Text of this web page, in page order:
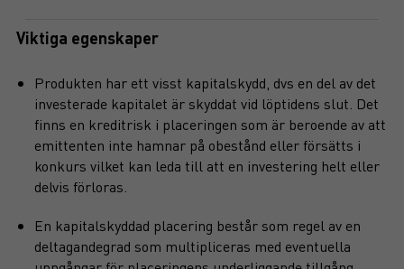
Viktiga egenskaper
Produkten har ett visst kapitalskydd, dvs en del av det
investerade kapitalet är skyddat vid löptidens slut. Det
finns en kreditrisk i placeringen som är beroende av att
emittenten inte hamnar på obestånd eller försätts i
konkurs vilket kan leda till att en investering helt eller
delvis förloras.
En kapitalskyddad placering består som regel av en
deltagandegrad som multipliceras med eventuella